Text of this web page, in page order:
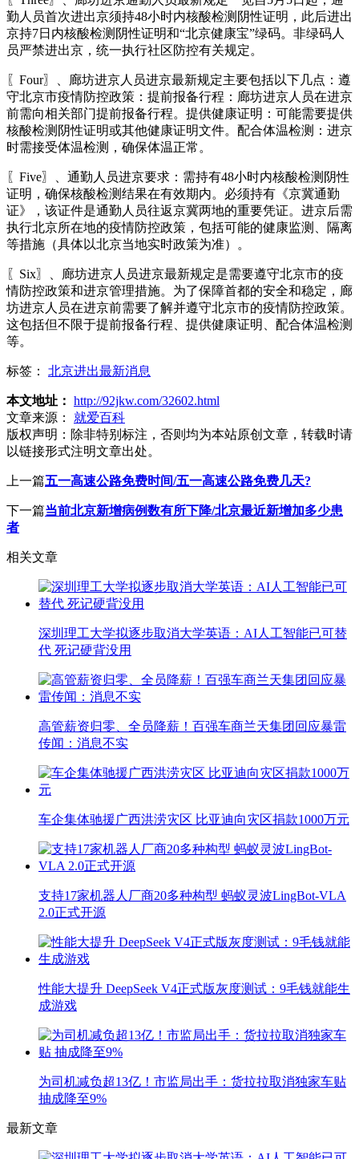
勤人员首次进出京须持48小时内核酸检测阴性证明，此后进出
京持7日内核酸检测阴性证明和“北京健康宝”绿码。非绿码人
员严禁进出京，统一执行社区防控有关规定。
〖Four〗、廊坊进京人员进京最新规定主要包括以下几点：遵
守北京市疫情防控政策：提前报备行程：廊坊进京人员在进京
前需向相关部门提前报备行程。提供健康证明：可能需要提供
核酸检测阴性证明或其他健康证明文件。配合体温检测：进京
时需接受体温检测，确保体温正常。
〖Five〗、通勤人员进京要求：需持有48小时内核酸检测阴性
证明，确保核酸检测结果在有效期内。必须持有《京冀通勤
证》，该证件是通勤人员往返京冀两地的重要凭证。进京后需
执行北京所在地的疫情防控政策，包括可能的健康监测、隔离
等措施（具体以北京当地实时政策为准）。
〖Six〗、廊坊进京人员进京最新规定是需要遵守北京市的疫
情防控政策和进京管理措施。为了保障首都的安全和稳定，廊
坊进京人员在进京前需要了解并遵守北京市的疫情防控政策。
这包括但不限于提前报备行程、提供健康证明、配合体温检测
等。
标签： 北京进出最新消息
本文地址： http://92jkw.com/32602.html
文章来源：
就爱百科
版权声明： 除非特别标注，否则均为本站原创文章，转载时请
以链接形式注明文章出处。
上一篇五一高速公路免费时间/五一高速公路免费几天?
下一篇当前北京新增病例数有所下降/北京最近新增加多少患
者
相关文章
深圳理工大学拟逐步取消大学英语：AI人工智能已可替
代 死记硬背没用
高管薪资归零、全员降薪！百强车商兰天集团回应暴雷
传闻：消息不实
车企集体驰援广西洪涝灾区 比亚迪向灾区捐款1000万元
支持17家机器人厂商20多种构型 蚂蚁灵波LingBot-VLA
2.0正式开源
性能大提升 DeepSeek V4正式版灰度测试：9毛钱就能生
成游戏
为司机减负超13亿！市监局出手：货拉拉取消独家车贴
抽成降至9%
最新文章